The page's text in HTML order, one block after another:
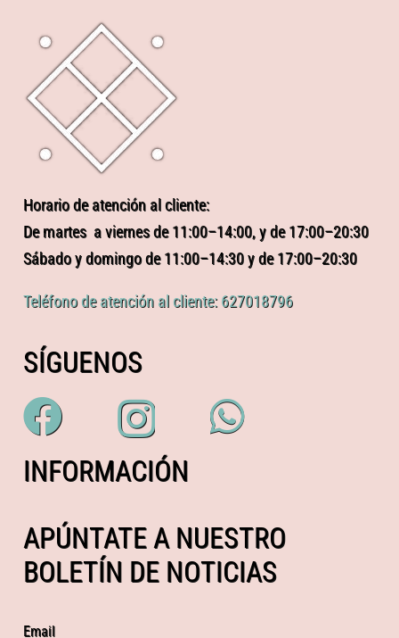
Horario de atención al cliente:
De martes a viernes de 11:00–14:00, y de 17:00–20:30
Sábado y domingo de 11:00–14:30 y de 17:00–20:30
Teléfono de atención al cliente: 627018796
SÍGUENOS
INFORMACIÓN
APÚNTATE A NUESTRO
BOLETÍN DE NOTICIAS
Email